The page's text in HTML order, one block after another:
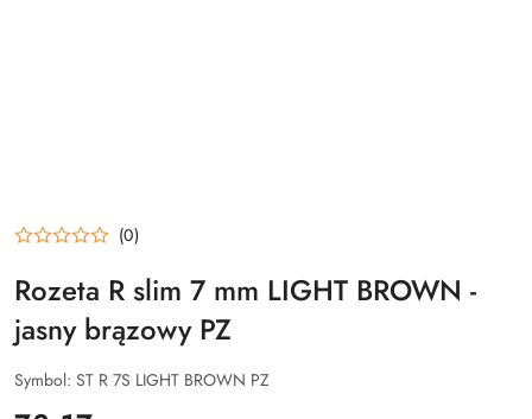
(0)
Rozeta R slim 7 mm LIGHT BROWN -
jasny brązowy PZ
Symbol: ST R 7S LIGHT BROWN PZ